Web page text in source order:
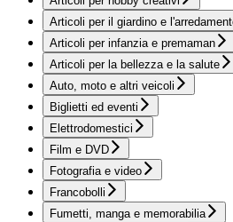
Articoli per il giardino e
Articoli per infanzia e premaman
Articoli per la bellezza e la salute
Auto, moto e altri veicoli
Biglietti ed eventi
Elettrodomestici
Film e DVD
Fotografia e video
Francobolli
Fumetti, manga e memorabilia